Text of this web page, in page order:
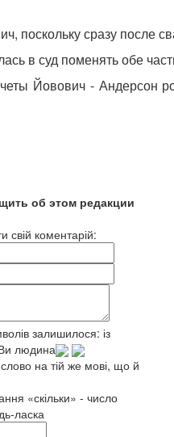
поскольку сразу
в суд поменять обе
Йовович -
об этом редакции
свій коментарій:
залишилося: із
людина
на тій же мові, що й
«скільки» - число
ласка